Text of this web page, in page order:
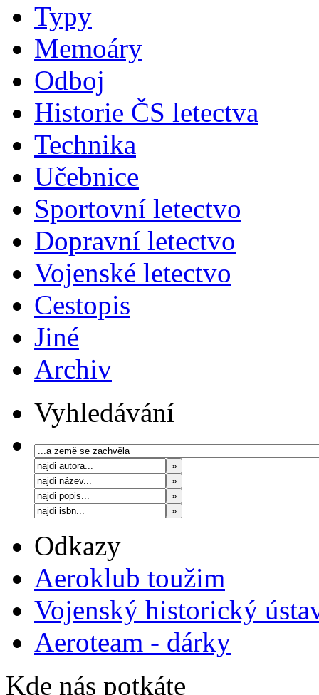
Typy
Memoáry
Odboj
Historie ČS letectva
Technika
Učebnice
Sportovní letectvo
Dopravní letectvo
Vojenské letectvo
Cestopis
Jiné
Archiv
Vyhledávání
Odkazy
Aeroklub toužim
Vojenský historický
Aeroteam - dárky
Kde nás potkáte